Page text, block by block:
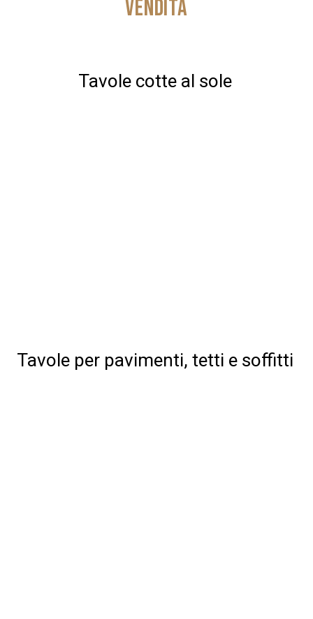
VENDITA
Tavole cotte al sole
Tavole per pavimenti, tetti e soffitti